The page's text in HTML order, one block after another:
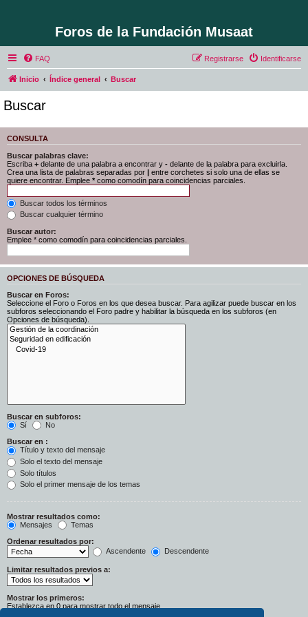
Foros de la Fundación Musaat
FAQ Identificarse
Registrarse
Inicio Índice general Buscar
Buscar
CONSULTA
Buscar palabras clave:
Escriba + delante de una palabra a encontrar y - delante de la palabra para excluirla.
Crea una lista de palabras separadas por | entre corchetes si solo una de ellas se
quiere encontrar. Emplee * como comodín para coincidencias parciales.
Buscar todos los términos
Buscar cualquier término
Buscar autor:
Emplee * como comodín para coincidencias parciales.
OPCIONES DE BÚSQUEDA
Buscar en Foros:
Seleccione el Foro o Foros en los que desea buscar. Para agilizar puede buscar en los
subforos seleccionando el Foro padre y habilitar la búsqueda en los subforos (en
Opciones de búsqueda).
Buscar en subforos:
Sí
No
Buscar en :
Título y texto del mensaje
Solo el texto del mensaje
Solo títulos
Solo el primer mensaje de los temas
Mostrar resultados como:
Mensajes
Temas
Ordenar resultados por:
Ascendente
Descendente
Limitar resultados previos a:
Mostrar los primeros:
Establezca en 0 para mostrar todo el mensaje.